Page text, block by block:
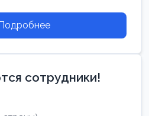
сотрудники!